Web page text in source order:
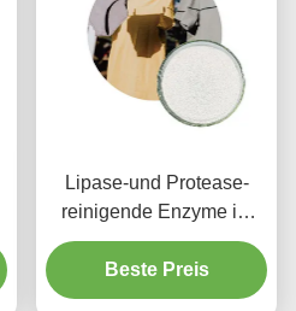
Lipase-und Protease-
reinigende Enzyme im
Waschmittel 1200000u G
bis 1500000u G
Beste Preis